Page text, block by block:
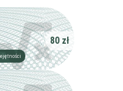
80 zł